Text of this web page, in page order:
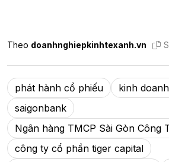
Theo doanhnghiepkinhtexanh.vn
phát hành cổ phiếu
kinh
saigonbank
Ngân hàng TMCP Sài Gòn Công
công ty cổ phần tiger capital